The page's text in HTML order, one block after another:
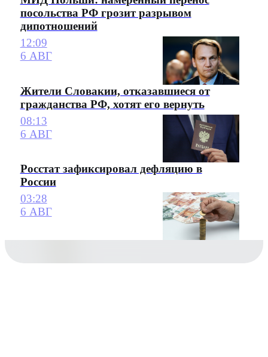
посольства РФ грозит разрывом
дипотношений
12:09
6 АВГ
Жители Словакии, отказавшиеся от
гражданства РФ, хотят его вернуть
08:13
6 АВГ
Росстат зафиксировал дефляцию в
России
03:28
6 АВГ